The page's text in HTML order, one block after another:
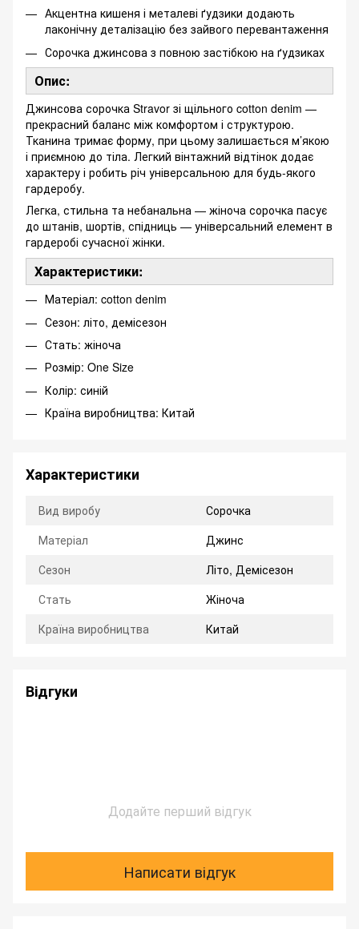
Акцентна кишеня і металеві ґудзики додають
лаконічну деталізацію без зайвого перевантаження
Сорочка джинсова з повною застібкою на ґудзиках
Опис:
Джинсова сорочка Stravor зі щільного cotton denim —
прекрасний баланс між комфортом і структурою.
Тканина тримає форму, при цьому залишається м’якою
і приємною до тіла. Легкий вінтажний відтінок додає
характеру і робить річ універсальною для будь-якого
гардеробу.
Легка, стильна та небанальна — жіноча сорочка пасує
до штанів, шортів, спідниць — універсальний елемент в
гардеробі сучасної жінки.
Характеристики:
Матеріал: cotton denim
Сезон: літо, демісезон
Стать: жіноча
Розмір: One Size
Колір: синій
Країна виробництва: Китай
Характеристики
Вид виробу
Сорочка
Матеріал
Джинс
Сезон
Літо, Демісезон
Стать
Жіноча
Країна виробництва
Китай
Відгуки
Додайте перший відгук
Написати відгук